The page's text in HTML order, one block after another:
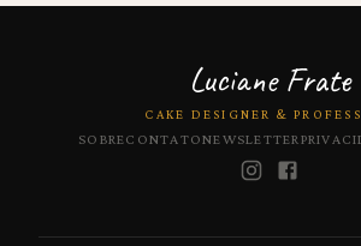
Luciane Frate
CAKE DESIGNER &
SOBRECONTATONEWSLETTER